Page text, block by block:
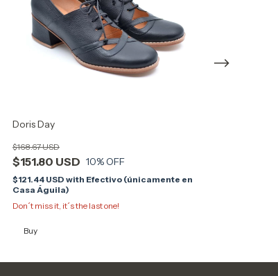
Doris Day
$151.80 USD
$168.67 USD
10% OFF
$121.44 USD with Efectivo (únicamente en
Casa Águila)
Don´t miss it, it´s the last one!
Buy